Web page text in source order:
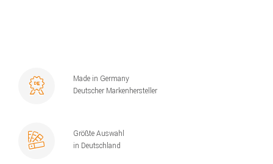
Made in Germany
Deutscher Markenhersteller
Größte Auswahl
in Deutschland